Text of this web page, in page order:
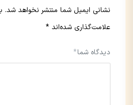
نشانی ایمیل شما منتشر نخواهد شد.
علامت‌گذاری شده‌اند *
دیدگاه شما*